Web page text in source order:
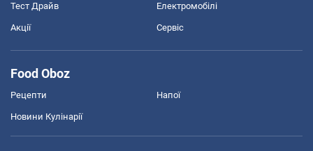
Тест Драйв Електромобілі
Акції Сервіс
Food Oboz
Рецепти Напої
Новини Кулінарії